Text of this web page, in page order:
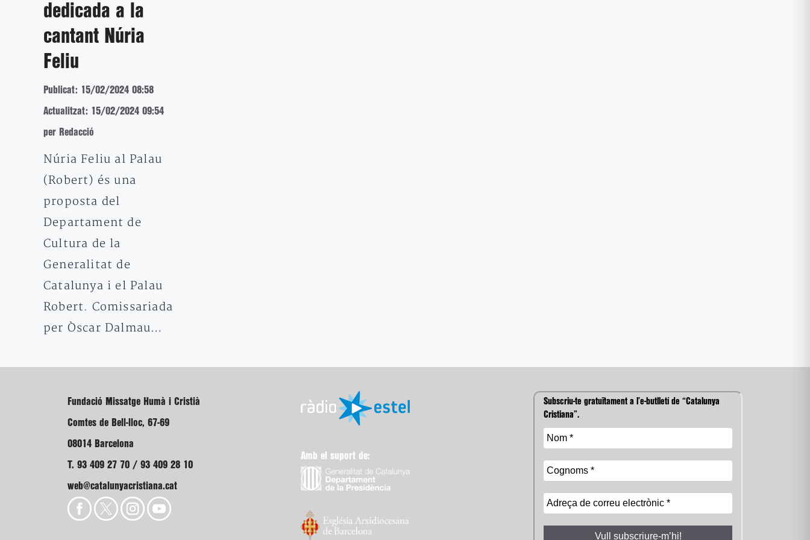
dedicada a la
cantant Núria
Feliu
Publicat: 15/02/2024 08:58
Actualitzat: 15/02/2024 09:54
per Redacció
Núria Feliu al Palau
(Robert) és una
proposta del
Departament de
Cultura de la
Generalitat de
Catalunya i el Palau
Robert. Comissariada
per Òscar Dalmau…
Fundació Missatge Humà i Cristià
Comtes de Bell-lloc, 67-69
08014 Barcelona
T. 93 409 27 70 / 93 409 28 10
web@catalunyacristiana.cat
Amb el suport de:
Subscriu-te gratuïtament a l’e-butlletí de “Catalunya
Cristiana”.